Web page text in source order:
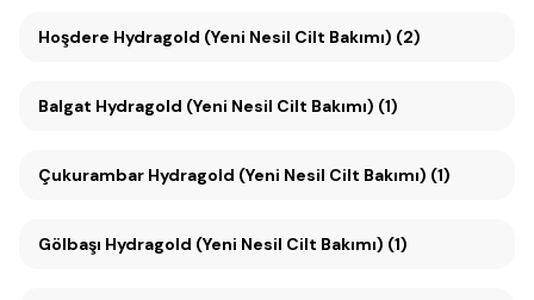
Hoşdere Hydragold (Yeni Nesil Cilt Bakımı) (2)
Balgat Hydragold (Yeni Nesil Cilt Bakımı) (1)
Çukurambar Hydragold (Yeni Nesil Cilt Bakımı) (1)
Gölbaşı Hydragold (Yeni Nesil Cilt Bakımı) (1)